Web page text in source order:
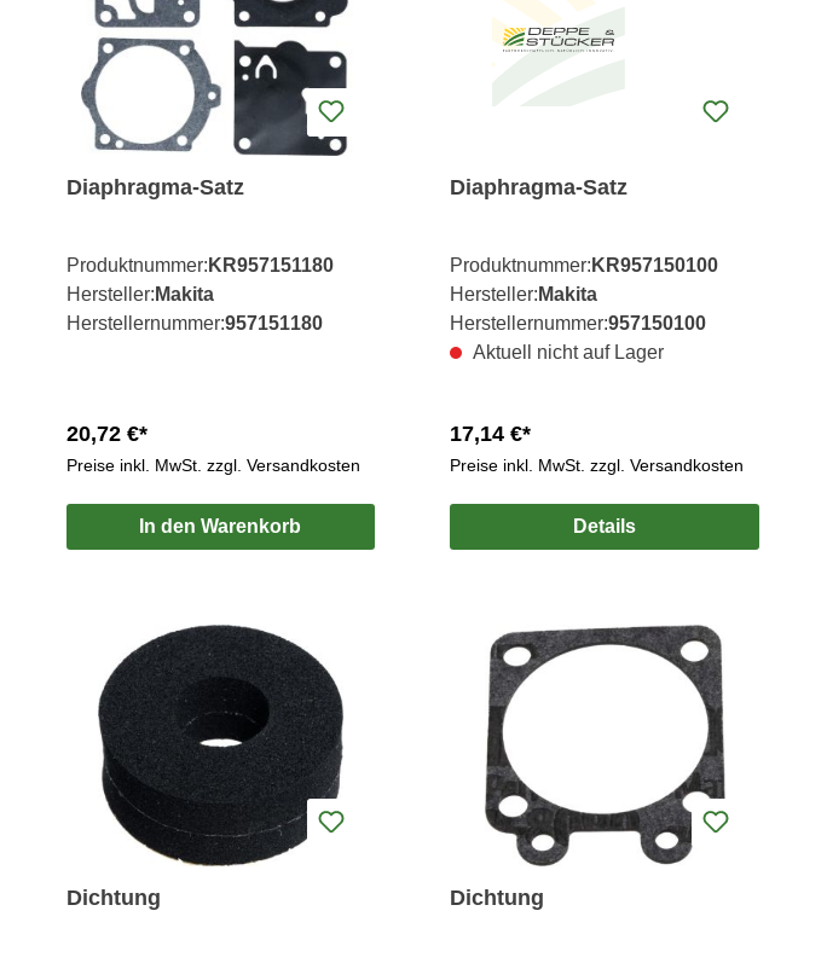
Diaphragma-Satz
Produktnummer: KR957151180
Hersteller: Makita
Herstellernummer:957151180
20,72 €*
Preise inkl. MwSt. zzgl. Versandkosten
In den Warenkorb
Diaphragma-Satz
Produktnummer: KR957150100
Hersteller: Makita
Herstellernummer:957150100
Aktuell nicht auf Lager
17,14 €*
Preise inkl. MwSt. zzgl. Versandkosten
Details
Dichtung Dichtung